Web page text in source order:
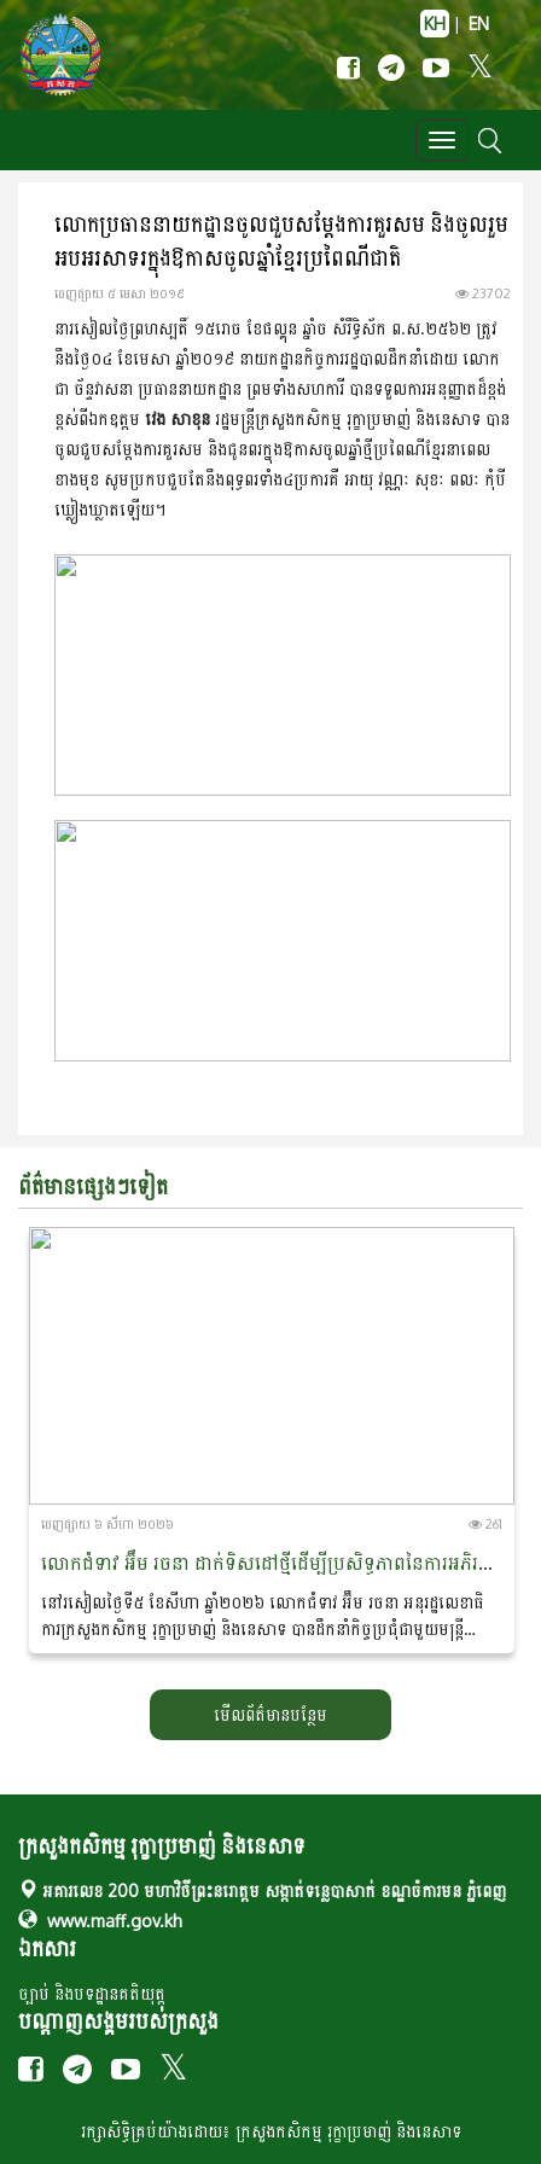
KH | EN
Toggle
navigation
លោកប្រធាននាយកដ្ឋានចូលជួបសម្តែងការគួរសម និងចូលរួម
អបអរសាទរក្នុងឱកាសចូលឆ្នាំខែ្មរប្រពៃណីជាតិ
ចេញ​ផ្សាយ​ ៥ មេសា ២០១៩ 23702
នារសៀលថ្ងៃព្រហស្បតិ៍ ១៥រោច ខែផល្គុន ឆ្នាំច សំរឹទ្ធិស័ក ព.ស.២៥៦២ ត្រូវ
នឹងថ្ងៃ០៤ ខែមេសា ឆ្នាំ២០១៩ នាយកដ្ឋានកិច្ចការរដ្ឋបាលដឹកនាំដោយ លោក
ជា ច័ន្ទវាសនា ប្រធាននាយកដ្ឋាន ព្រមទាំងសហការី បានទទួលការអនុញ្ញាតដ៏ខ្ពង់
ខ្ពស់ពីឯកឧត្តម វេង សាខុន រដ្ឋមន្រ្តីក្រសួងកសិកម្ម រុក្ខាប្រមាញ់ និងនេសាទ បាន
ចូលជួបសម្តែងការគួរសម និងជូនពរក្នុងឱកាសចូលឆ្នាំថ្មីប្រពៃណីខ្មែរនាពេល
ខាងមុខ សូមប្រកបជួបតែនឹងពុទ្ធពរទាំង៤ប្រការគឺ អាយុ វណ្ណៈ សុខៈ ពលៈ កុំបី
ឃ្លៀងឃ្លាតឡើយ។
ព័ត៌មានផ្សេងៗទៀត
ចេញ​ផ្សាយ​ ៦ សីហា ២០២៦ 261
លោកជំទាវ អ៊ឹម រចនា ដាក់ទិសដៅថ្មីដើម្បីប្រសិទ្ធភាពនៃការអភិរក្ស​ផ្សោត​ទន្លេមេគង្គ និងផ្តាំផ្ញើឱ្យឆ្មាំទន្លេយកចិត្តទុកដាក់លើសុវត្ថិភាព​ពេលចេញល្បាតក្នុងរដូវវស្សា
នៅរសៀលថ្ងៃទី៥ ខែសីហា ឆ្នាំ២០២៦ លោកជំទាវ អ៊ឹម រចនា អនុរដ្ឋ​លេខាធិ
ការក្រសួងកសិកម្ម រុក្ខាប្រមាញ់ និងនេសាទ បានដឹកនាំកិច្ចប្រជុំជាមួយមន្ត្រី
ជំនាញ ដែលមានលោកបណ្ឌិត...
មើលព័ត៌មានបន្ថែម
ក្រសួងកសិកម្ម រុក្ខាប្រមាញ់ និងនេសាទ
អគារលេខ 200 មហាវិថីព្រះនរោត្តម សង្កាត់ទន្លេបាសាក់ ខណ្ឌចំការមន ភ្នំពេញ
www.maff.gov.kh
ឯកសារ
ច្បាប់ និងបទដ្ឋានគតិយុត្ត
បណ្តាញសង្គមរបស់ក្រសួង
រក្សា​​សិទ្ធិគ្រប់​​​យ៉ាង​ដោយ៖ ក្រសួង​កសិកម្ម​ រុក្ខា​ប្រមាញ់​ និង​​នេសាទ